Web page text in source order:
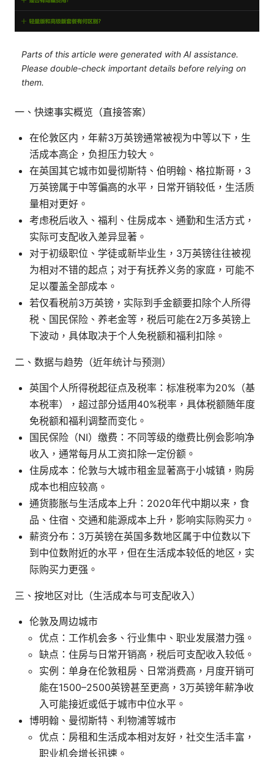
Parts of this article were generated with AI assistance.
Please double-check important details before relying on
them.
一、快速事实概览（直接答案）
在伦敦区内，年薪3万英镑通常被视为中等以下，生
活成本高企，负担压力较大。
在英国其它城市如曼彻斯特、伯明翰、格拉斯哥，3
万英镑属于中等偏高的水平，日常开销较低，生活质
量相对更好。
考虑税后收入、福利、住房成本、通勤和生活方式，
实际可支配收入差异显著。
对于初级职位、学徒或新毕业生，3万英镑往往被视
为相对不错的起点；对于有抚养义务的家庭，可能不
足以覆盖全部成本。
若仅看税前3万英镑，实际到手金额要扣除个人所得
税、国民保险、养老金等，税后可能在2万多英镑上
下波动，具体取决于个人免税额和福利扣除。
二、数据与趋势（近年统计与预测）
英国个人所得税起征点及税率：标准税率为20%（基
本税率），超过部分适用40%税率，具体税额随年度
免税额和福利调整而变化。
国民保险（NI）缴费：不同等级的缴费比例会影响净
收入，通常每月从工资扣除一定份额。
住房成本：伦敦与大城市租金显著高于小城镇，购房
成本也相应较高。
通货膨胀与生活成本上升：2020年代中期以来，食
品、住宿、交通和能源成本上升，影响实际购买力。
薪资分布：3万英镑在英国多数地区属于中位数以下
到中位数附近的水平，但在生活成本较低的地区，实
际购买力更强。
三、按地区对比（生活成本与可支配收入）
伦敦及周边城市
优点：工作机会多、行业集中、职业发展潜力强。
缺点：住房与日常开销高，税后可支配收入较低。
实例：单身在伦敦租房、日常消费高，月度开销可
能在1500–2500英镑甚至更高，3万英镑年薪净收
入可能接近或低于城市中位水平。
博明翰、曼彻斯特、利物浦等城市
优点：房租和生活成本相对友好，社交生活丰富，
职业机会增长迅速。